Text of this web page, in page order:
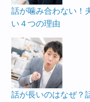
話が噛み合わない！
い４つの理由
話が長いのはなぜ？